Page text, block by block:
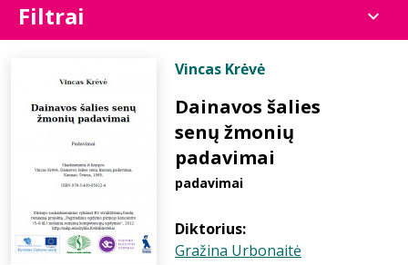
Filtrai
Vincas Krėvė
Dainavos šalies
senų žmonių
padavimai
padavimai
Diktorius:
Gražina Urbonaitė